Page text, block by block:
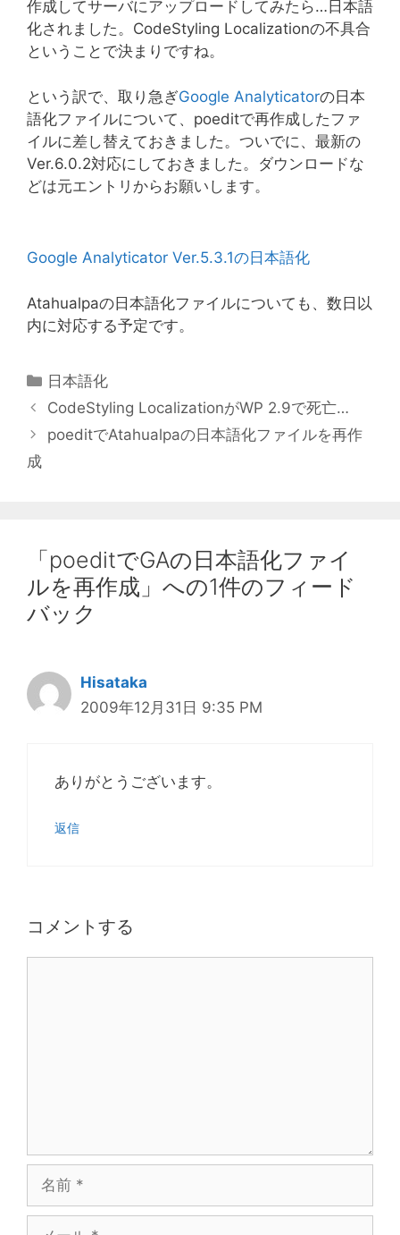
作成してサーバにアップロードしてみたら…日本語
化されました。CodeStyling Localizationの不具合
ということで決まりですね。
という訳で、取り急ぎGoogle Analyticatorの日本
語化ファイルについて、poeditで再作成したファ
イルに差し替えておきました。ついでに、最新の
Ver.6.0.2対応にしておきました。ダウンロードな
どは元エントリからお願いします。
Google Analyticator Ver.5.3.1の日本語化
Atahualpaの日本語化ファイルについても、数日以
内に対応する予定です。
カ
テ
リ
日本語化
CodeStyling LocalizationがWP 2.9で死亡…
poeditでAtahualpaの日本語化ファイルを再作
成
「poeditでGAの日本語化ファイ
ルを再作成」への1件のフィード
バック
Hisataka
2009年12月31日 9:35 PM
ありがとうございます。
返信
コメントする